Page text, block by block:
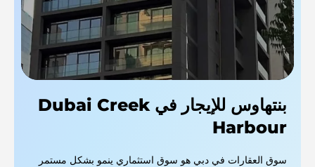
بنتهاوس للإيجار في Dubai Creek
Harbour
سوق العقارات في دبي هو سوق استثماري ينمو بشكل مستمر